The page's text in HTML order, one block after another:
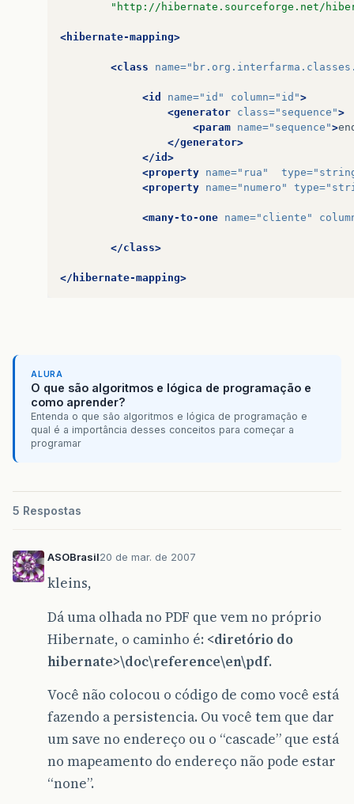
public void setCliente ( cliente cliente )
{
cliente
}
"http://hibernate.sourceforge.net/
<hibernate-mapping>
<class name=
<id name="id" column="id">
<generator class="sequence">
<param name="sequence">
</generator>
</id>
<property name="rua" type=
<property name="numero" type=
<many-to-one name="cliente"
</class>
</hibernate-mapping>
ALURA
O que são algoritmos e lógica de programação e
como aprender?
Entenda o que são algoritmos e lógica de programação e
qual é a importância desses conceitos para começar a
programar
5 Respostas
ASOBrasil20 de mar. de 2007
kleins,
Dá uma olhada no PDF que vem no próprio
Hibernate, o caminho é: <diretório do
hibernate>\doc\reference\en\pdf.
Você não colocou o código de como você está
fazendo a persistencia. Ou você tem que dar
um save no endereço ou o “cascade” que está
no mapeamento do endereço não pode estar
“none”.